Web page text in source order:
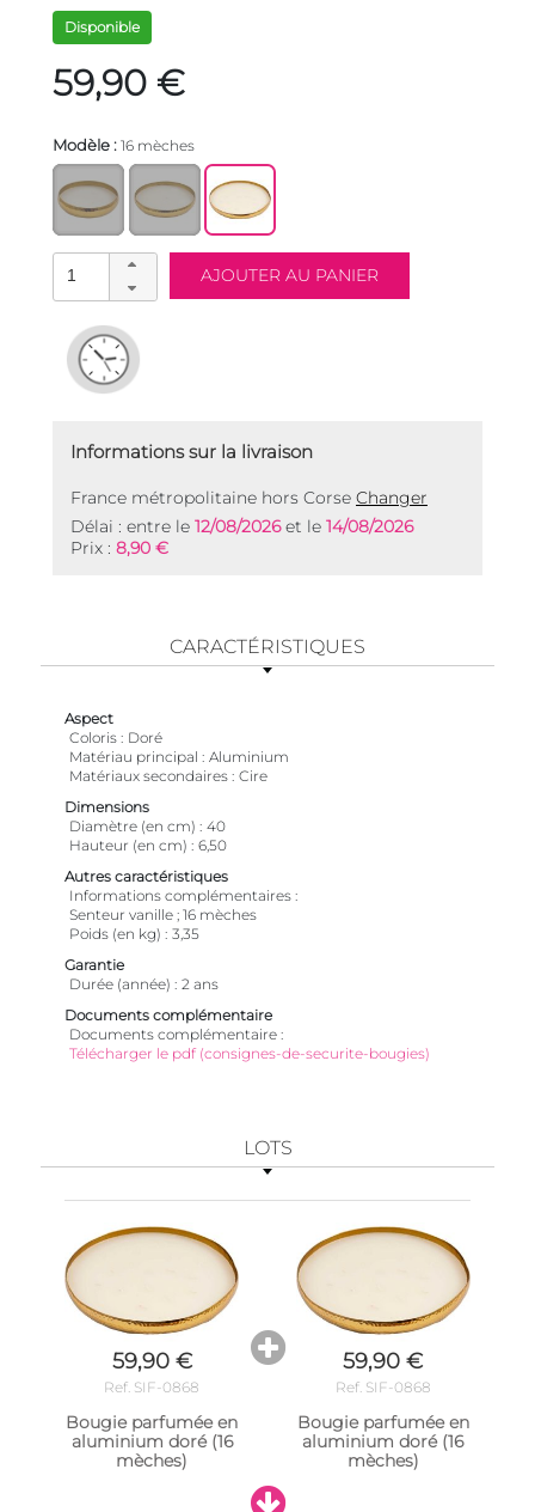
Disponible
59,90 €
Modèle : 16 mèches
Informations sur la livraison
France métropolitaine hors Corse Changer
Délai : entre le 12/08/2026et le 14/08/2026
Prix : 8,90 €
CARACTÉRISTIQUES
Aspect
Coloris
Doré
Matériau principal
Aluminium
Matériaux secondaires Cire
Dimensions
Diamètre (en cm)
40
Hauteur (en cm)
6,50
Autres caractéristiques
Informations complémentaires
Senteur vanille ; 16 mèches
Poids (en kg)
3,35
Garantie
Durée (année)
2 ans
Documents complémentaire
Documents complémentaire
Télécharger le pdf (consignes-de-securite-bougies)
LOTS
59,90 €
Ref. SIF-0868
Bougie parfumée en
aluminium doré (16
mèches)
59,90 €
Ref. SIF-0868
Bougie parfumée en
aluminium doré (16
mèches)